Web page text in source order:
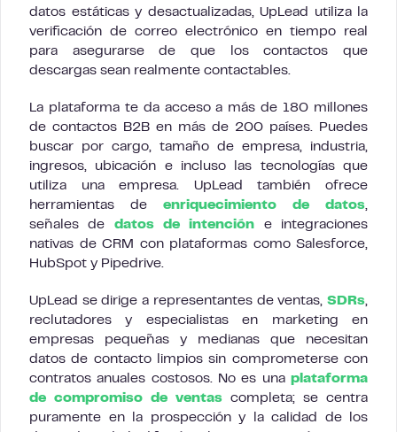
datos estáticas y desactualizadas, UpLead utiliza la
verificación de correo electrónico en tiempo real
para asegurarse de que los contactos que
descargas sean realmente contactables.
La plataforma te da acceso a más de 180 millones
de contactos B2B en más de 200 países. Puedes
buscar por cargo, tamaño de empresa, industria,
ingresos, ubicación e incluso las tecnologías que
utiliza una empresa. UpLead también ofrece
herramientas de enriquecimiento de datos,
señales de datos de intención e integraciones
nativas de CRM con plataformas como Salesforce,
HubSpot y Pipedrive.
UpLead se dirige a representantes de ventas, SDRs,
reclutadores y especialistas en marketing en
empresas pequeñas y medianas que necesitan
datos de contacto limpios sin comprometerse con
contratos anuales costosos. No es una plataforma
de compromiso de ventas completa; se centra
puramente en la prospección y la calidad de los